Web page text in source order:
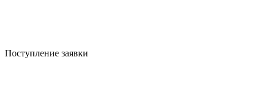
Поступление заявки